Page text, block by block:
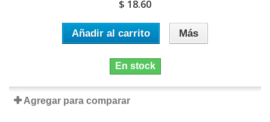
$ 18.60
Añadir al carrito Más
En stock
Agregar para comparar